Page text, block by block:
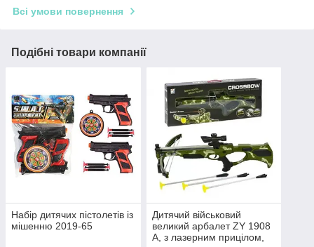
Всі умови повернення
Подібні товари компанії
Набір дитячих пістолетів із
мішенню 2019-65
Дитячий військовий
великий арбалет ZY 1908
А, з лазерним прицілом,